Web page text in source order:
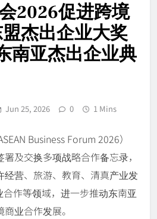
2026促进跨境
杰出企业大奖
南亚杰出企业典
Jun 25, 2026 0 1 Mins
Business Forum 2026）
及交换多项战略合作备忘录，
经营、旅游、教育、清真产业发
作等领域，进一步推动东南亚
业合作发展。